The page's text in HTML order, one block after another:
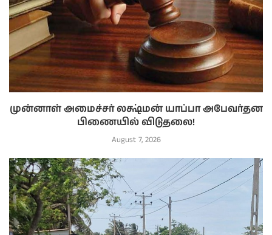
முன்னாள் அமைச்சர் லக்ஷ்மன் யாப்பா அபேவர்தன
பிணையில் விடுதலை!
August 7, 2026